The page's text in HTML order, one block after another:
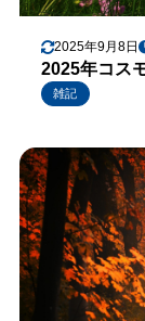
2025年9月8日
2025年コス
雑記